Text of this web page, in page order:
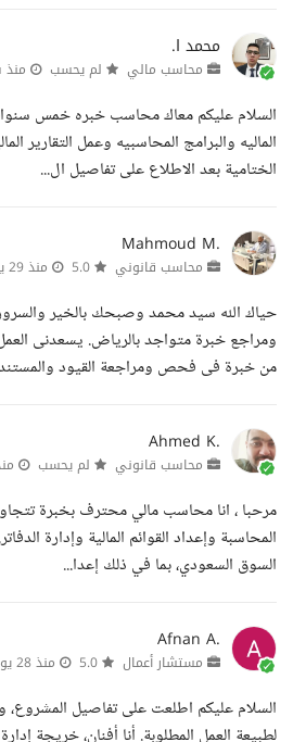
محمد ا.
محاسب مالي لم يحسب
السلام عليكم معاك محاسب خبره خمس
الماليه والبرامج المحاسبيه وعمل التقارير
الختامية بعد الاطلاع على تفاصيل ال...
Mahmoud M.
محاسب قانوني منذ 29 يوما
حياك الله سيد محمد وصبحك بالخير
ومراجع خبرة متواجد بالرياض. يسعدنى
من خبرة فى فحص ومراجعة القيود
Ahmed K.
محاسب قانوني لم يحسب منذ
المحاسبة وإعداد القوائم المالية وإدارة
السوق السعودي، بما في ذلك إعدا...
Afnan A.
مستشار أعمال منذ 28 يوما
السلام عليكم اطلعت على تفاصيل
لطبيعة العمل المطلوبة. أنا أفنان، خريجة